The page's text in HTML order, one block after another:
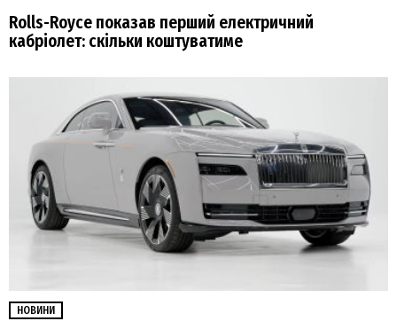
Rolls-Royce показав перший електричний
кабріолет: скільки коштуватиме
НОВИНИ